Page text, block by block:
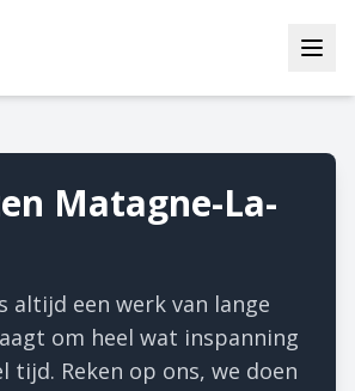
Matagne-La-
altijd een werk van lange
om heel wat inspanning
tijd. Reken op ons, we doen